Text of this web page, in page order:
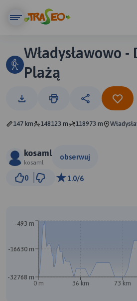
Władysławowo -
Plażą
147 km 148123 m 118973 m
kosaml
kosaml
obserwuj
0 1.0/6
0 m 36 km 73 km
-32768 m
-16630 m
-493 m